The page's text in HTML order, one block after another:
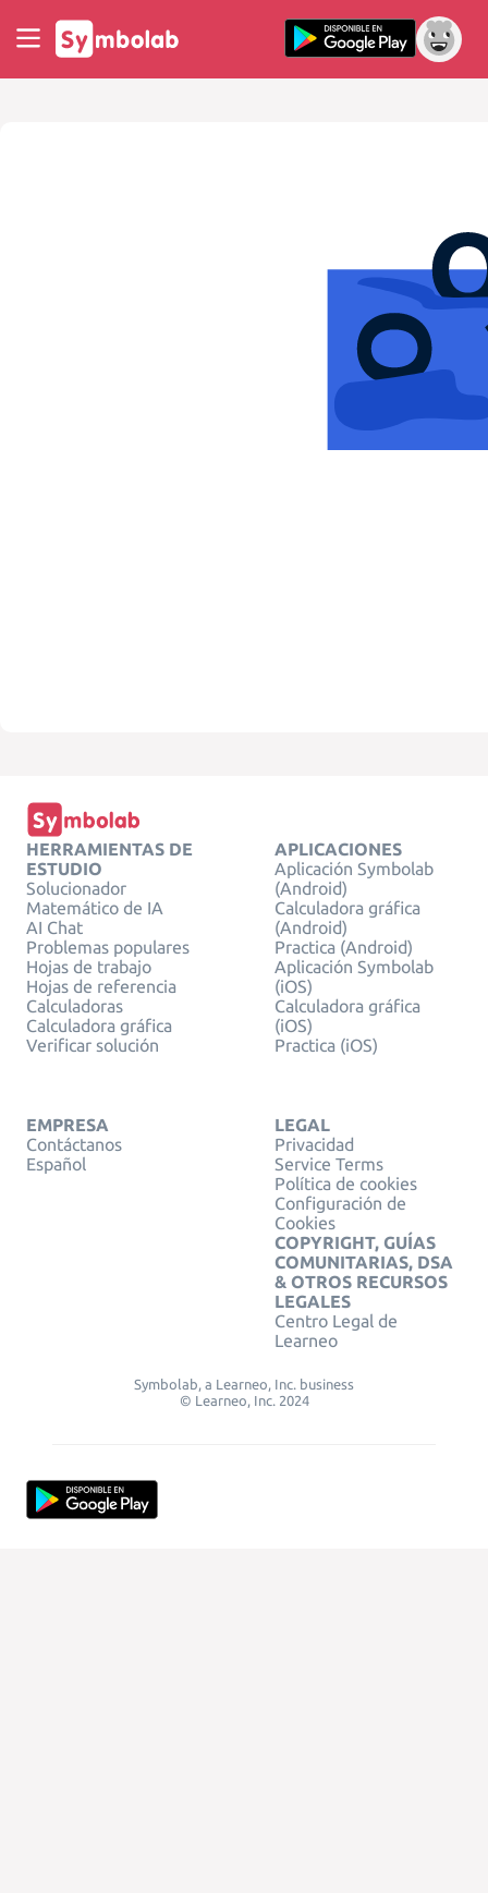
HERRAMIENTAS DE
ESTUDIO
Solucionador
Matemático de IA
AI Chat
Problemas populares
Hojas de trabajo
Hojas de referencia
Calculadoras
Calculadora gráfica
Verificar solución
APLICACIONES
Aplicación Symbolab
(Android)
Calculadora gráfica
(Android)
Practica (Android)
Aplicación Symbolab
(iOS)
Calculadora gráfica
(iOS)
Practica (iOS)
EMPRESA
Contáctanos
Español
LEGAL
Privacidad
Service Terms
Política de cookies
Configuración de
Cookies
COPYRIGHT, GUÍAS
COMUNITARIAS, DSA
& OTROS RECURSOS
LEGALES
Centro Legal de
Learneo
Symbolab, a Learneo, Inc. business
© Learneo, Inc. 2024